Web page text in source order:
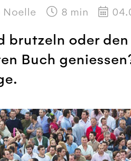
Noelle 8 min
brutzeln oder
Buch